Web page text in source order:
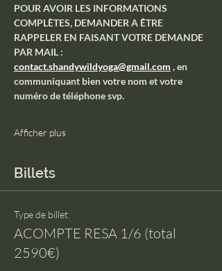
POUR AVOIR LES INFORMATIONS
COMPLÈTES, DEMANDER A ÊTRE
RAPPELER EN FAISANT VOTRE DEMANDE
PAR MAIL :
contact.shandywildyoga@gmail.com , en
communiquant bien votre nom et votre
numéro de téléphone svp.
Afficher plus
Billets
Type de billet
ACOMPTE RESA 1/6 (total
2590€)